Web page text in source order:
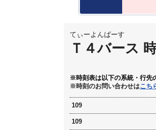
てぃーよんばーす
Ｔ４バース
※時刻表は以下の系統・行先
※時刻のお問い合わせはこち
109
109